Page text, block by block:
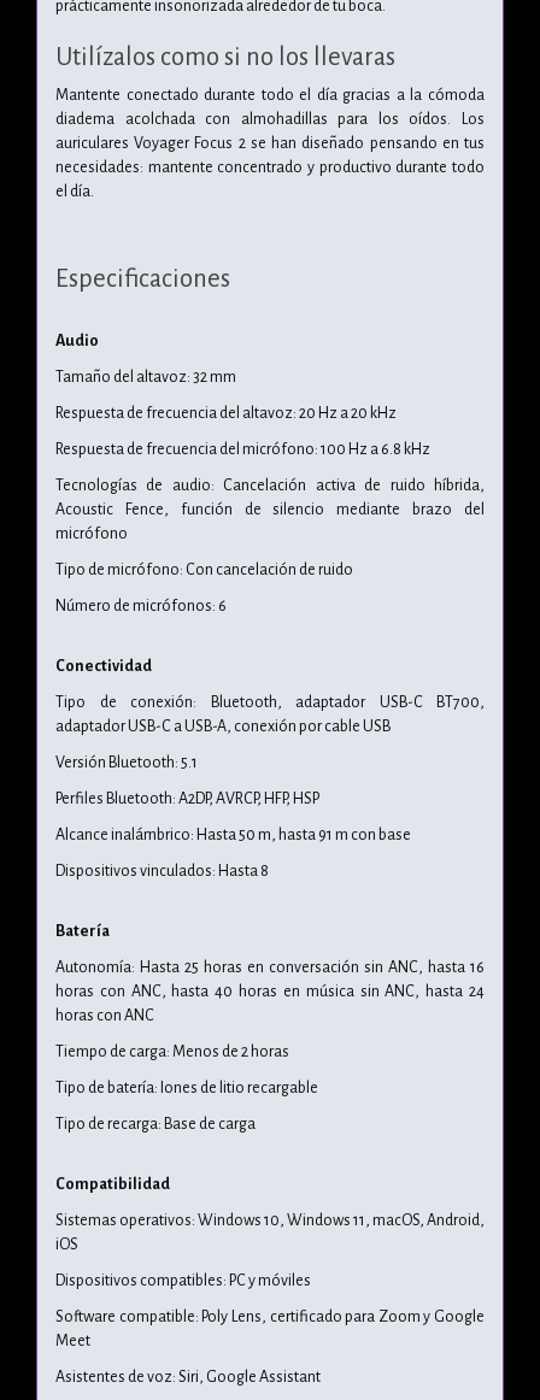
prácticamente insonorizada alrededor de tu boca.
Utilízalos como si no los llevaras
Mantente conectado durante todo el día gracias a la cómoda
diadema acolchada con almohadillas para los oídos. Los
auriculares Voyager Focus 2 se han diseñado pensando en tus
necesidades: mantente concentrado y productivo durante todo
el día.
Especificaciones
Audio
Tamaño del altavoz: 32 mm
Respuesta de frecuencia del altavoz: 20 Hz a 20 kHz
Respuesta de frecuencia del micrófono: 100 Hz a 6.8 kHz
Tecnologías de audio: Cancelación activa de ruido híbrida,
Acoustic Fence, función de silencio mediante brazo del
micrófono
Tipo de micrófono: Con cancelación de ruido
Número de micrófonos: 6
Conectividad
Tipo de conexión: Bluetooth, adaptador USB-C BT700,
adaptador USB-C a USB-A, conexión por cable USB
Versión Bluetooth: 5.1
Perfiles Bluetooth: A2DP, AVRCP, HFP, HSP
Alcance inalámbrico: Hasta 50 m, hasta 91 m con base
Dispositivos vinculados: Hasta 8
Batería
Autonomía: Hasta 25 horas en conversación sin ANC, hasta 16
horas con ANC, hasta 40 horas en música sin ANC, hasta 24
horas con ANC
Tiempo de carga: Menos de 2 horas
Tipo de batería: Iones de litio recargable
Tipo de recarga: Base de carga
Compatibilidad
Sistemas operativos: Windows 10, Windows 11, macOS, Android,
iOS
Dispositivos compatibles: PC y móviles
Software compatible: Poly Lens, certificado para Zoom y Google
Meet
Asistentes de voz: Siri, Google Assistant